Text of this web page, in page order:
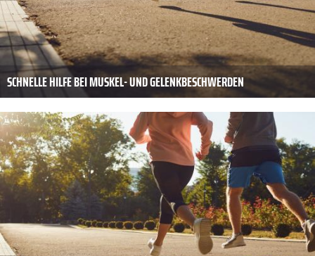
SCHNELLE HILFE BEI MUSKEL- UND GELENKBESCHWERDEN